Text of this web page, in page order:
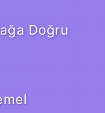
Doğru